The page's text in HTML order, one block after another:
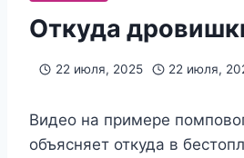
Откуда
22 июля, 2025 22 июля,
Видео на примере
объясняет откуда в